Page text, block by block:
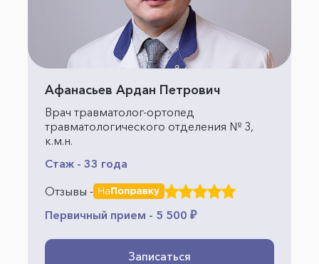
Афанасьев Ардан Петрович
Врач травматолог-ортопед
травматологического отделения № 3,
к.м.н.
Стаж - 33 года
Отзывы -
Первичный прием - 5 500 ₽
Записаться